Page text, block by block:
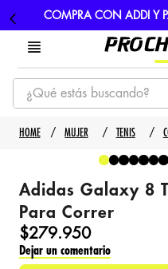
COMPRA CON ADDI Y
¿Qué estás buscando?
TÉRMINOS MÁS BUSCADOS
nike
4. guayos
5. gorras
MUJER TENIS
Adidas Galaxy 8
Para Correr
$279.950
Dejar un comentario